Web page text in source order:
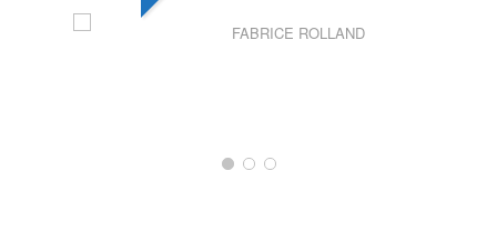
FABRICE ROLLAND